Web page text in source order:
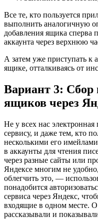
Все те, кто пользуется
выполнить аналогичную
добавления ящика сперва
аккаунта через верхнюю
А затем уже приступать к
ящике, отталкиваясь от
Вариант 3: Сбор
ящиков через
Не у всех нас
сервису, и даже тем, кто
несколькими его
в аккаунты для чтения
через разные сайты или
Яндексе многим не
облегчить это, —
понадобится
сервиса через Яндекс,
входящие в одном месте.
рассказывали и